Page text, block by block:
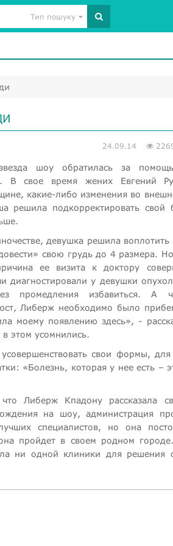
Тип пошуку
24.09.14
шоу обратилась за
В свое время жених Евгений
какие-либо изменения во
решила подкорректировать свой
девушка решила воплотить
свою грудь до 4 размера.
ее визита к доктору
диагностировали у девушки
промедления избавиться. А
Либерж необходимо было
моему появлению здесь», -
этом усомнились.
свои формы, для
«Болезнь, которая у нее есть –
Либерж Кпадону рассказала
на шоу, администрация
специалистов, но она
пройдет в своем родном
ни одной клиники для решения